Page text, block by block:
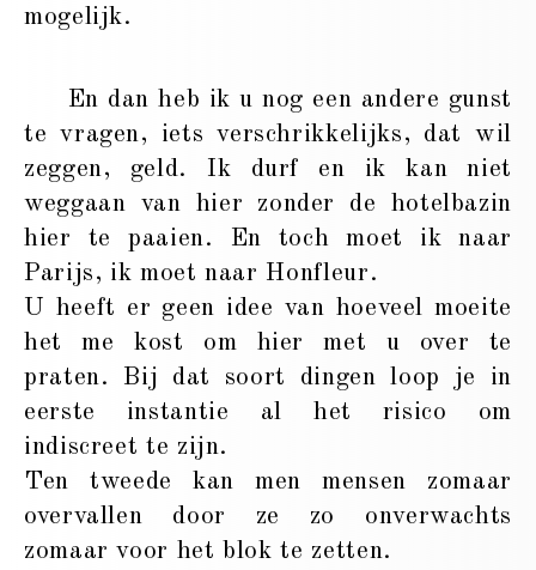
mogelijk.
En dan heb ik u nog een andere gunst
te vragen, iets verschrikkelijks, dat wil
zeggen, geld. Ik durf en ik kan niet
weggaan van hier zonder de hotelbazin
hier te paaien. En toch moet ik naar
Parijs, ik moet naar Honfleur.
U heeft er geen idee van hoeveel moeite
het me kost om hier met u over te
praten. Bij dat soort dingen loop je in
eerste instantie al het risico om
indiscreet te zijn.
Ten tweede kan men mensen zomaar
overvallen door ze zo onverwachts
zomaar voor het blok te zetten.